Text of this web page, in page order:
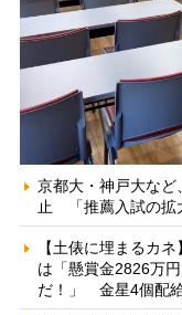
京都大・神戸大な
止 「推薦入試の拡
【土俵に埋まるカ
は「懸賞金2826万
だ！」 金星4個配